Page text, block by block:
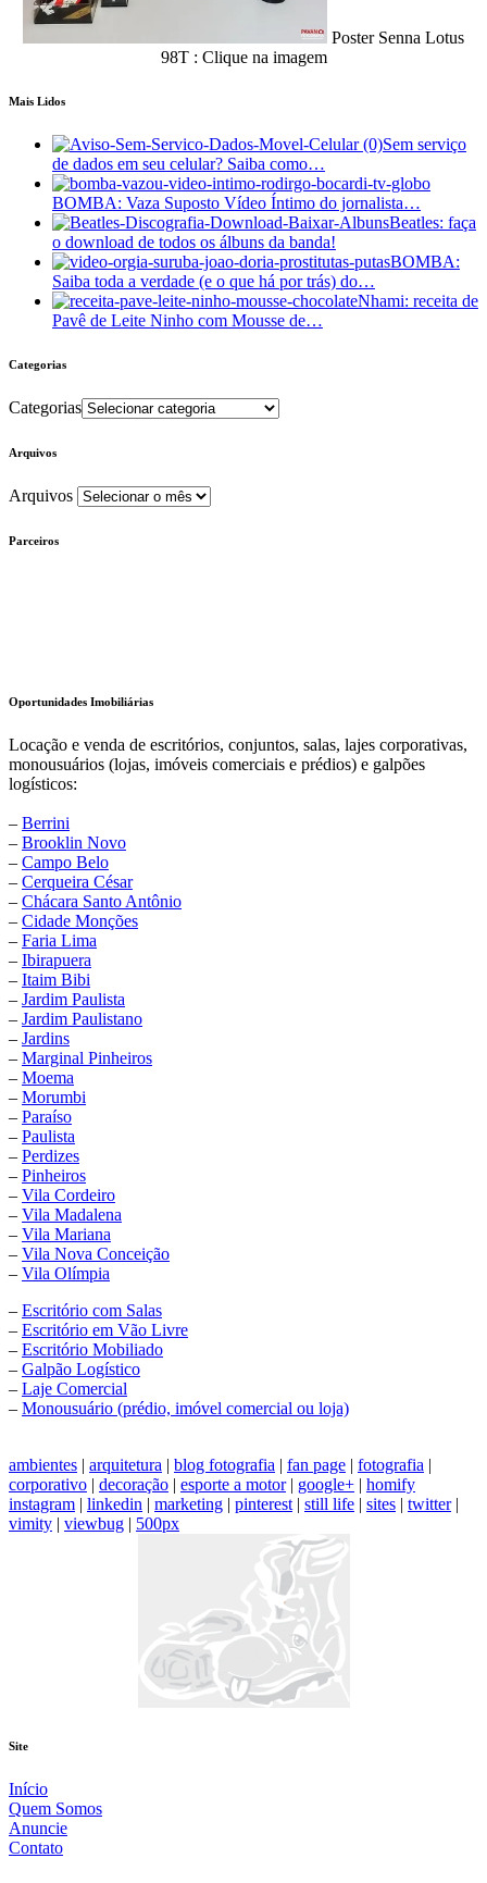
Poster Senna Lotus
98T : Clique na imagem
Mais Lidos
Sem serviço
de dados em seu celular? Saiba como…
BOMBA: Vaza Suposto Vídeo Íntimo do jornalista…
Beatles: faça
o download de todos os álbuns da banda!
BOMBA:
Saiba toda a verdade (e o que há por trás) do…
Nhami: receita de
Pavê de Leite Ninho com Mousse de…
Categorias
Categorias
Arquivos
Arquivos
Parceiros
Oportunidades Imobiliárias
Locação e venda de escritórios, conjuntos, salas, lajes corporativas,
monousuários (lojas, imóveis comerciais e prédios) e galpões
logísticos:
– Berrini
– Brooklin Novo
– Campo Belo
– Cerqueira César
– Chácara Santo Antônio
– Cidade Monções
– Faria Lima
– Ibirapuera
– Itaim Bibi
– Jardim Paulista
– Jardim Paulistano
– Jardins
– Marginal Pinheiros
– Moema
– Morumbi
– Paraíso
– Paulista
– Perdizes
– Pinheiros
– Vila Cordeiro
– Vila Madalena
– Vila Mariana
– Vila Nova Conceição
– Vila Olímpia
– Escritório com Salas
– Escritório em Vão Livre
– Escritório Mobiliado
– Galpão Logístico
– Laje Comercial
– Monousuário (prédio, imóvel comercial ou loja)
ambientes | arquitetura | blog fotografia | fan page | fotografia |
corporativo | decoração | esporte a motor| google+ | homify
instagram | linkedin | marketing | pinterest | still life | sites | twitter|
vimity | viewbug | 500px
Site
Início
Quem Somos
Anuncie
Contato